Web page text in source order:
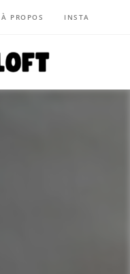
À PROPOS INSTA
LOFT